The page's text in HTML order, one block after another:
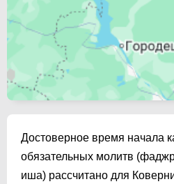
Достоверное время начала
обязательных молитв
иша) рассчитано для